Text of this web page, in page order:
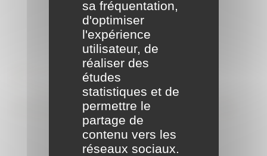
Formalités
administratives
sa fréquentation,
d'optimiser
l'expérience
utilisateur, de
réaliser des
études
statistiques et de
permettre le
partage de
contenu vers les
réseaux sociaux.